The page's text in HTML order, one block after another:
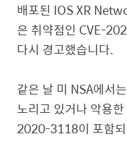
배포된 IOS XR
은 취약점인 CVE-
다시 경고했습니다.
같은 날 미 NSA에서
노리고 있거나 악용
2020-3118이 포함